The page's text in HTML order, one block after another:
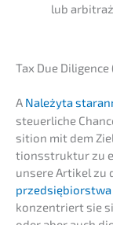
lub
Tax Due Diligence
A Należy­ta
steuer­li­che
si­ti­on mit dem
ti­ons­struk­tur zu
unsere Artikel zu
przedsię­bi­orst­wa
konzen­triert sie